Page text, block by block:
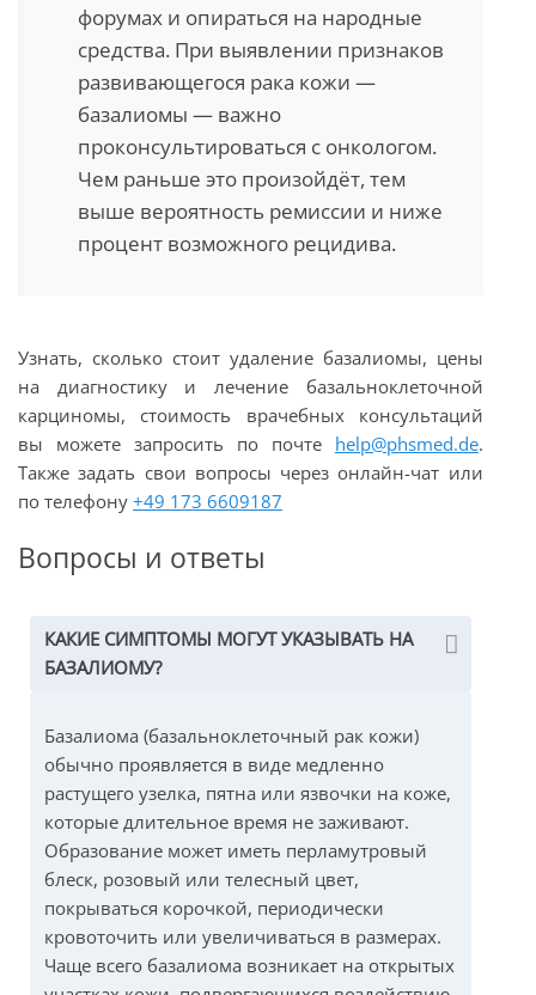
форумах и опираться на народные
средства. При выявлении признаков
развивающегося рака кожи —
базалиомы — важно
проконсультироваться с онкологом.
Чем раньше это произойдёт, тем
выше вероятность ремиссии и ниже
процент возможного рецидива.
Узнать, сколько стоит удаление базалиомы, цены
на диагностику и лечение базальноклеточной
карциномы, стоимость врачебных консультаций
вы можете запросить по почте help@phsmed.de.
Также задать свои вопросы через онлайн-чат или
по телефону +49 173 6609187
Вопросы и ответы
КАКИЕ СИМПТОМЫ МОГУТ УКАЗЫВАТЬ НА
БАЗАЛИОМУ?
Базалиома (базальноклеточный рак кожи)
обычно проявляется в виде медленно
растущего узелка, пятна или язвочки на коже,
которые длительное время не заживают.
Образование может иметь перламутровый
блеск, розовый или телесный цвет,
покрываться корочкой, периодически
кровоточить или увеличиваться в размерах.
Чаще всего базалиома возникает на открытых